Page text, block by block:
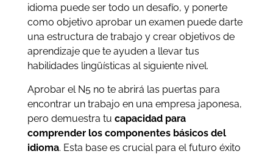
idioma puede ser todo un desafío, y ponerte
como objetivo aprobar un examen puede darte
una estructura de trabajo y crear objetivos de
aprendizaje que te ayuden a llevar tus
habilidades lingüísticas al siguiente nivel.
Aprobar el N5 no te abrirá las puertas para
encontrar un trabajo en una empresa japonesa,
pero demuestra tu capacidad para
comprender los componentes básicos del
idioma. Esta base es crucial para el futuro éxito